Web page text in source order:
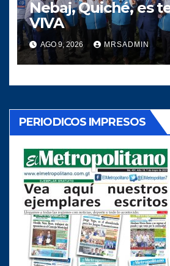
Nebaj, Quiché, es
VIVA
AGO 9, 2026 MRSADMIN
PERIODICOS IMPRESOS